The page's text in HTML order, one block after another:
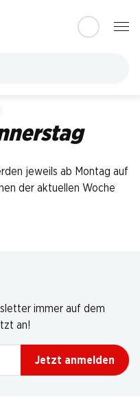
jeweils ab Montag auf
der aktuellen Woche
immer auf dem
an!
Jetzt anmelden